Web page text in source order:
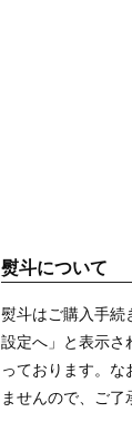
熨斗について
熨斗はご購入手続
設定へ」と表示さ
っております。な
ませんので、ご了